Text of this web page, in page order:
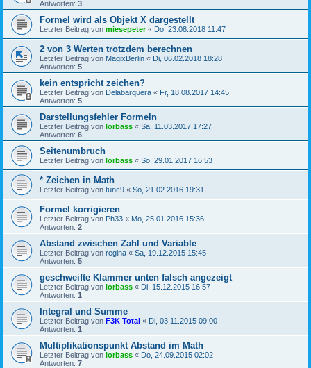
Antworten: 3
Formel wird als Objekt X dargestellt
Letzter Beitrag von miesepeter« Do, 23.08.2018 11:47
2 von 3 Werten trotzdem berechnen
Letzter Beitrag von MagixBerlin « Di, 06.02.2018 18:28
Antworten: 5
kein entspricht zeichen?
Letzter Beitrag von Delabarquera « Fr, 18.08.2017 14:45
Antworten: 5
Darstellungsfehler Formeln
Letzter Beitrag von lorbass « Sa, 11.03.2017 17:27
Antworten: 6
Seitenumbruch
Letzter Beitrag von lorbass « So, 29.01.2017 16:53
* Zeichen in Math
Letzter Beitrag von tunc9 « So, 21.02.2016 19:31
Formel korrigieren
Letzter Beitrag von Ph33 « Mo, 25.01.2016 15:36
Antworten: 2
Abstand zwischen Zahl und Variable
Letzter Beitrag von regina « Sa, 19.12.2015 15:45
Antworten: 5
geschweifte Klammer unten falsch angezeigt
Letzter Beitrag von lorbass « Di, 15.12.2015 16:57
Antworten: 1
Integral und Summe
Letzter Beitrag von F3K Total « Di, 03.11.2015 09:00
Antworten: 1
Multiplikationspunkt Abstand im Math
Letzter Beitrag von lorbass « Do, 24.09.2015 02:02
Antworten: 7